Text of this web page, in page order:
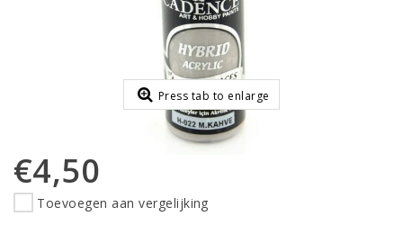
Press tab to enlarge
€4,50
Toevoegen aan vergelijking